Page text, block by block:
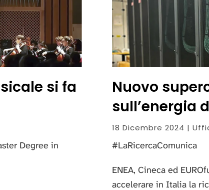
si fa
Degree in
Nuovo
sull’energia
18 Dicembre 2024 |
#LaRicercaComunica
ENEA, Cineca ed
accelerare in Italia la